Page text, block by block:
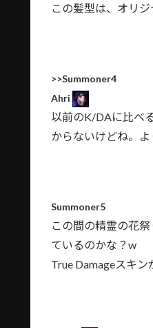
この髪型は、オリ
>>Summoner4
Ahri
以前のK/DAに比べ
からないけどね。
Summoner5
この間の精霊の花
ているのかな？w
True Damageスキ